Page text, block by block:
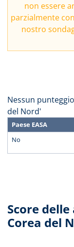
non essere
parzialmente
nostro
Nessun
del Nord'
Paese EASA
No
Score
Corea del